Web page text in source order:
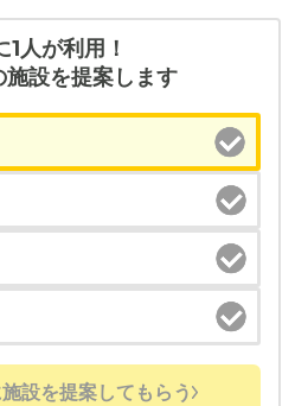
人が利用！
施設を提案します
設を提案してもらう